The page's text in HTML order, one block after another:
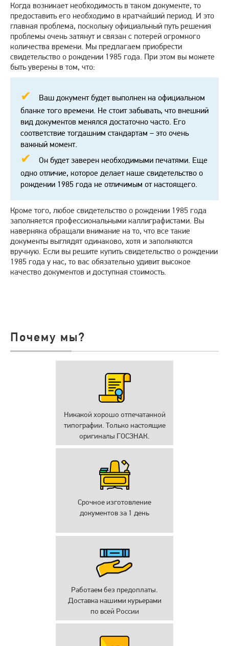
Когда возникает необходимость в таком документе, то
предоставить его необходимо в кратчайший период. И это
главная проблема, поскольку официальный путь решения
проблемы очень затянут и связан с потерей огромного
количества времени. Мы предлагаем приобрести
свидетельство о рождении 1985 года. При этом вы можете
быть уверены в том, что:
Ваш документ будет выполнен на официальном
бланке того времени. Не стоит забывать, что внешний
вид документов менялся достаточно часто. Его
соответствие тогдашним стандартам – это очень
важный момент.
Он будет заверен необходимыми печатями. Еще
одно отличие, которое делает наше свидетельство о
рождении 1985 года не отличимым от настоящего.
Кроме того, любое свидетельство о рождении 1985 года
заполняется профессиональными каллиграфистами. Вы
наверняка обращали внимание на то, что все такие
документы выглядят одинаково, хотя и заполняются
вручную. Если вы решите купить свидетельство о рождении
1985 года у нас, то вас обязательно удивит высокое
качество документов и доступная стоимость.
Почему мы?
Никакой хорошо отпечатанной
типографии. Только настоящие
оригиналы ГОСЗНАК.
Срочное изготовление
документов за 1 день
Работаем без предоплаты.
Доставка нашими курьерами
по всей России